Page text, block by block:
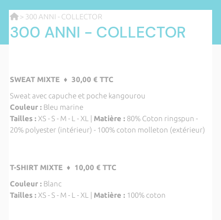
> 300 ANNI - COLLECTOR
300 ANNI - COLLECTOR
SWEAT MIXTE ♦ 30,00 € TTC
Sweat avec capuche et poche kangourou
Couleur : Bleu marine
Tailles : XS - S - M - L - XL | Matière : 80% Coton ringspun -
20% polyester (intérieur) - 100% coton molleton (extérieur)
T-SHIRT MIXTE ♦ 10,00 € TTC
Couleur : Blanc
Tailles : XS - S - M - L - XL | Matière : 100% coton